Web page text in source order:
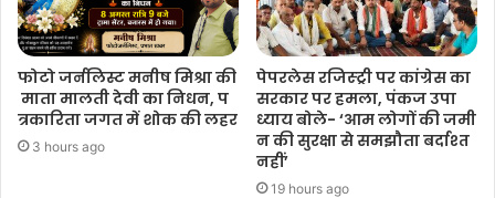
फोटो जर्नलिस्ट मनीष मिश्रा की
माता मालती देवी का निधन, प
त्रकारिता जगत में शोक की लहर
3 hours ago
पेपरलेस रजिस्ट्री पर कांग्रेस का
सरकार पर हमला, पंकज उपा
ध्याय बोले- ‘आम लोगों की जमी
न की सुरक्षा से समझौता बर्दाश्त
नहीं’
19 hours ago